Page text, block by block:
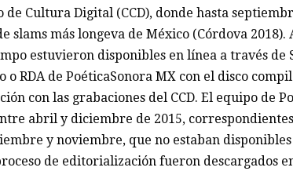
Cultura Digital (CCD), donde hasta
slams más longeva de México (Córdova
estuvieron disponibles en línea a través de
RDA de PoéticaSonora MX con el disco
con las grabaciones del CCD. El equipo de
abril y diciembre de 2015, correspondientes
y noviembre, que no estaban
de editorialización fueron descargados